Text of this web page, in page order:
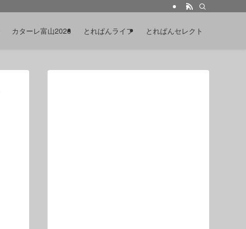
カターレ富山2026 とれぱんライフ とれぱんセレクト